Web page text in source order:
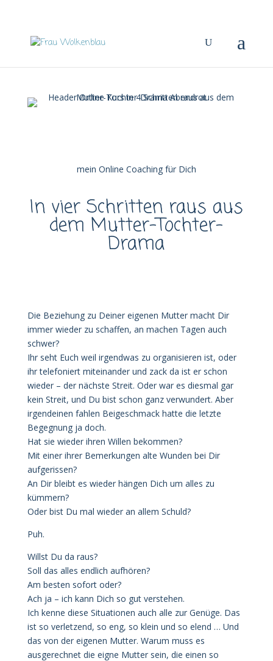
mein Online Coaching für Dich
In vier Schritten raus aus
dem Mutter-Tochter-
Drama
Die Beziehung zu Deiner eigenen Mutter macht Dir
immer wieder zu schaffen, an machen Tagen auch
schwer?
Ihr seht Euch weil irgendwas zu organisieren ist, oder
ihr telefoniert miteinander und zack da ist er schon
wieder – der nächste Streit. Oder war es diesmal gar
kein Streit, und Du bist schon ganz verwundert. Aber
irgendeinen fahlen Beigeschmack hatte die letzte
Begegnung ja doch.
Hat sie wieder ihren Willen bekommen?
Mit einer ihrer Bemerkungen alte Wunden bei Dir
aufgerissen?
An Dir bleibt es wieder hängen Dich um alles zu
kümmern?
Oder bist Du mal wieder an allem Schuld?
Puh.
Willst Du da raus?
Soll das alles endlich aufhören?
Am besten sofort oder?
Ach ja – ich kann Dich so gut verstehen.
Ich kenne diese Situationen auch alle zur Genüge. Das
ist so verletzend, so eng, so klein und so elend … Und
das von der eigenen Mutter. Warum muss es
ausgerechnet die eigne Mutter sein, die einen so